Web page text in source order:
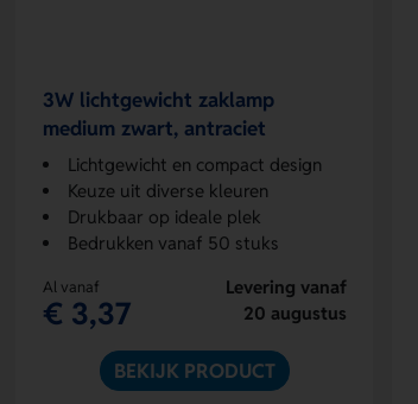
3W lichtgewicht zaklamp
medium zwart, antraciet
Lichtgewicht en compact design
Keuze uit diverse kleuren
Drukbaar op ideale plek
Bedrukken vanaf 50 stuks
Al vanaf
€ 3,37
Levering vanaf
20 augustus
BEKIJK PRODUCT